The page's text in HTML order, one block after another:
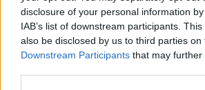
disclosure of your personal information
IAB’s list of downstream participants.
also be disclosed by us to third parties on
Downstream Participants that may
pályázatának keretében. A 910
összköltségvetésű program az
diagnosztikai eljárásokat
projektről szóló közleményben.